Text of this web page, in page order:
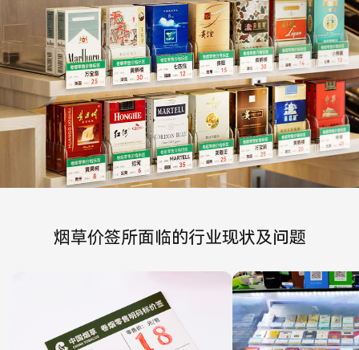
烟草价签所面临的行业现状及问题